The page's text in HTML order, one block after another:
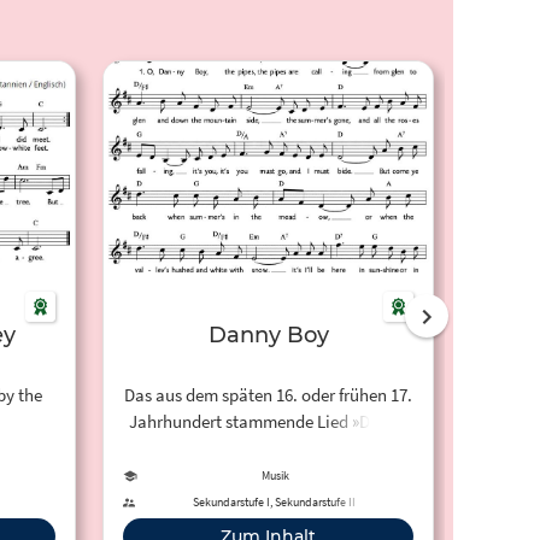
the
Danny Boy
Das aus dem späten 16. oder frühen 17.
Jahrhundert stammende Lied »Danny
Carus-Verlag mit Noten als PDF und in
verschiedenen Einspielversionen
eingestellt.
Musik
Sekundarstufe I, Sekundarstufe II